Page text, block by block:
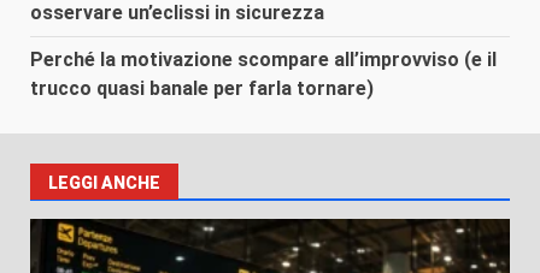
osservare un’eclissi in sicurezza
Perché la motivazione scompare all’improvviso (e il
trucco quasi banale per farla tornare)
LEGGI ANCHE